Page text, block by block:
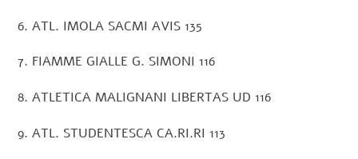
6. ATL. IMOLA SACMI AVIS 135
7. FIAMME GIALLE G. SIMONI 116
8. ATLETICA MALIGNANI LIBERTAS UD 116
9. ATL. STUDENTESCA CA.RI.RI 113